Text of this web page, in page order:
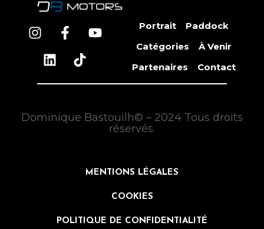
Portrait
Paddock
Catégories
À Venir
Partenaires
Contact
Dominique Bastouilh© – 2024 Tous droits
réservés.
MENTIONS LÉGALES
COOKIES
POLITIQUE DE CONFIDENTIALITÉ